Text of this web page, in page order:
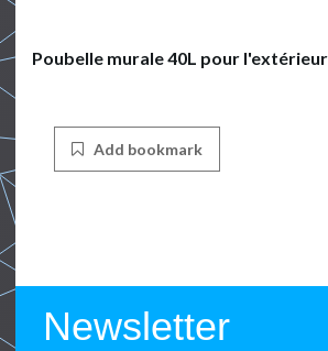
Poubelle murale 40L pour
Add bookmark
Newsletter